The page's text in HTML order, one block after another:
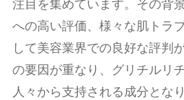
注目を集めています。その背
への高い評価、様々な肌トラ
して美容業界での良好な評判
の要因が重なり、グリチルリ
人々から支持される成分とな